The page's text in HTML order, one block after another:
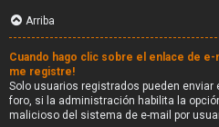
Arriba
Cuando hago clic sobre el enlace de e-
me registre!
Solo usuarios registrados pueden enviar
foro, si la administración habilita la
malicioso del sistema de e-mail por